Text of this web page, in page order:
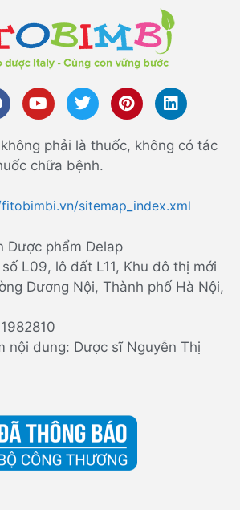
phải là thuốc, không có tác
chữa bệnh.
sitemap_index.xml
Dược phẩm Delap
L09, lô đất L11, Khu đô thị mới
Dương Nội, Thành phố Hà Nội,
nội dung: Dược sĩ Nguyễn Thị